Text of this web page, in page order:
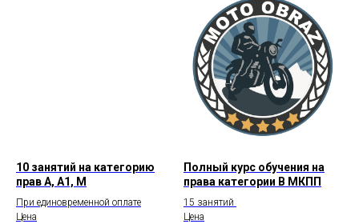
10 занятий на категорию
прав А, А1, М
При единовременной оплате
Цена
Полный курс обучения на
права категории В МКПП
15 занятий
Цена